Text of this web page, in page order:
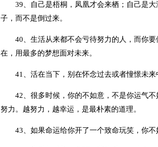
39、自己是梧桐，凤凰才会来栖；自己是大
子，而不是倒过来。
40、生活从来都不会亏待努力的人，而你要
在，用最多的梦想面对未来。
41、活在当下，别在怀念过去或者憧憬未来
42、很多时候，你的不如意，不是你运气不
努力。越努力，越幸运，是最朴素的道理。
43、如果命运给你开了一个致命玩笑，你不